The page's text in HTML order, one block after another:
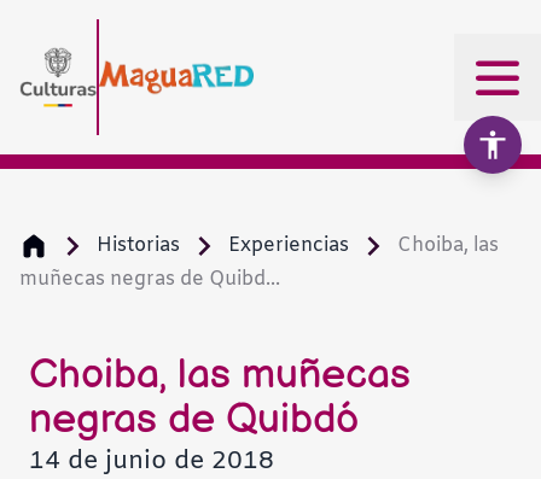
Historias Experiencias
Choiba, las
muñecas negras de Quibd...
Choiba, las muñecas
negras de Quibdó
14 de junio de 2018
Aumentar texto
Escala de grises